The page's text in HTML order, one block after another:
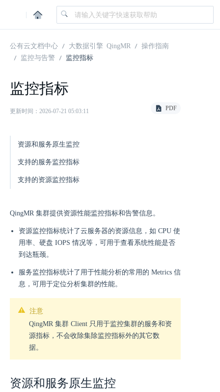
|
公有云文档中心 大数据引擎 QingMR
操作指南
监控与告警
监控指标
监控指标
更新时间：2026-07-21 05:03:11 PDF
资源和服务原生监控
支持的服务监控指标
支持的资源监控指标
QingMR 集群提供资源性能监控指标和告警信息。
资源监控指标统计了云服务器的资源信息，如 CPU 使
用率、硬盘 IOPS 情况等，可用于查看系统性能是否
到达瓶颈。
服务监控指标统计了用于性能分析的常用的 Metrics 信
息，可用于定位分析集群的性能。
注意
QingMR 集群 Client 只用于监控集群的服务和资
源指标，不会收除集除监控指标外的其它数
据。
资源和服务原生监控